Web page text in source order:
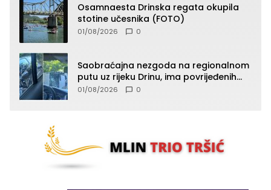
Osamnaesta Drinska regata okupila
stotine učesnika (FOTO)
01/08/2026 0
Saobraćajna nezgoda na regionalnom
putu uz rijeku Drinu, ima povrijeđenih
lica (FOTO)
01/08/2026 0